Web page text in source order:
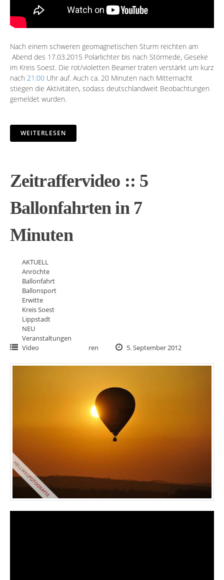
Nach einem schweren geomagnetischen Sturm reichten am
Abend des 17.03.2015 Polarlichter bis nach Störmede, Geseke
im Kreis Soest. Die rot/violetten Beamer traten verstärkt um kurz
nach 21:00 Uhr auf. Auch ca. 20 Minuten nach Mitternacht
stiegen die Aktivitäten, sodass deutschlandweit Beobachtungen
gemeldet wurden.
WEITERLESEN
Zeitraffervideo :: 5
Ballonfahrten in 7
Minuten
AKTUELL
Anröchte
Ballonfahrt
Ballonsport
Erwitte
Kreis Soest
Lippstadt
NEU
Veranstaltungen
Video
ren 5. September 2012